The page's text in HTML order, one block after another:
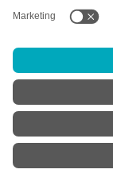
ggf.
Altersprüfung
Achtung:um
18 Jahre alt
Sind Sie 18 Jahre